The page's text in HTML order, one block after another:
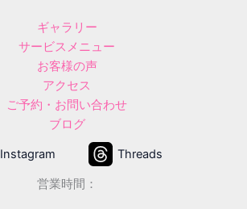
ギャラリー
サービスメニュー
お客様の声
アクセス
ご予約・お問い合わせ
ブログ
Instagram Threads
営業時間：